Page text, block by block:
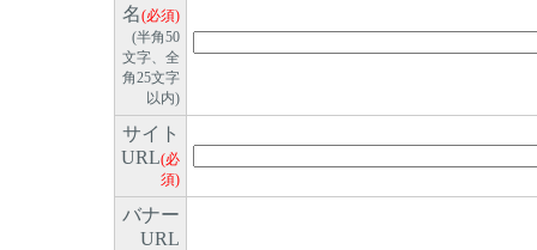
名(必須)
(半角50
文字、全
角25文字
以内)
サイト
URL(必
須)
バナー
URL